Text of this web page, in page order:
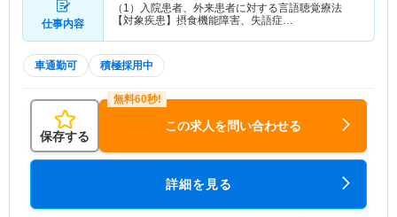
仕事内容
（1）入院患者、外来患者に対する言語聴覚療法
【対象疾患】摂食機能障害、失語症…
車通勤可 積極採用中
保存する
この求人を問い合わせる
詳細を見る